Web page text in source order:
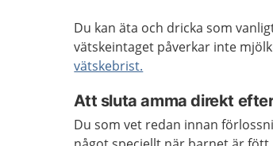
Du kan äta och dricka som
vätskeintaget påverkar inte
vätskebrist.
Att sluta amma direkt
Du som vet redan innan